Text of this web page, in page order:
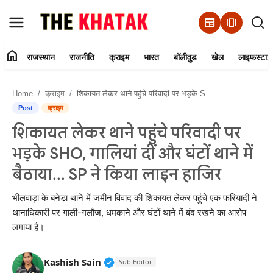
newspaper amp_stories
Contact Us
राजस्थान
राजनीति
क्राइम
भारत
बॉलीवुड
home राजस्थान राजनीति क्राइम भारत बॉलीवुड खेल
Home क्राइम शिकायत लेकर थाने पहुंचे परिवादी पर भड़के SHO, गालियां दीं और घंटों थाने में बैठाया... SP ने किया लाइन हाजिर
Post क्राइम
शिकायत लेकर थाने पहुंचे परिवादी पर
भड़के SHO, गालियां दीं और घंटों थाने में
बैठाया... SP ने किया लाइन हाजिर
भीलवाड़ा के बनेड़ा थाने में जमीन विवाद की शिकायत लेकर पहुंचे एक फरियादी ने
थानाधिकारी पर गाली-गलौज, धमकाने और घंटों थाने में बंद रखने का आरोप
लगाया है।
Kashish Sain Verified Public Figure • 11 Jun,
Sub Editor